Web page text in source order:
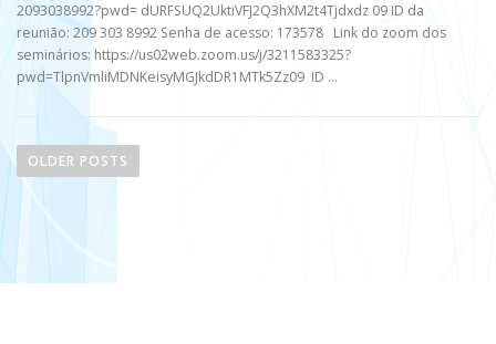
2093038992?pwd= dURFSUQ2UktiVFJ2Q3hXM2t4Tjdxdz 09 ID da
reunião: 209 303 8992 Senha de acesso: 173578 Link do zoom dos
seminários: https://us02web.zoom.us/j/3211583325?
pwd=TlpnVmliMDNKeisyMGJkdDR1MTk5Zz09 ID …
o
t
s
OLDER POSTS